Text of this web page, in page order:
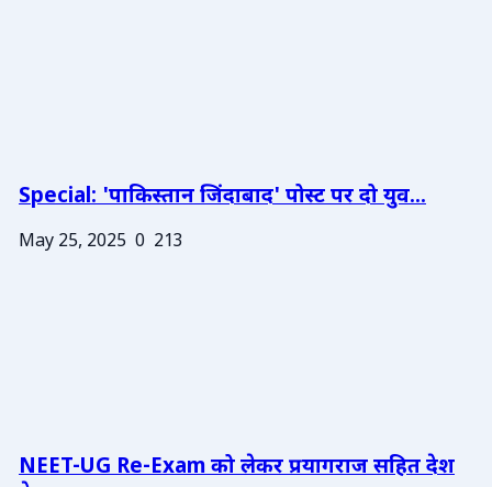
Special: 'पाकिस्तान जिंदाबाद' पोस्ट पर दो युव...
May 25, 2025 0 213
NEET-UG Re-Exam को लेकर प्रयागराज सहित देश